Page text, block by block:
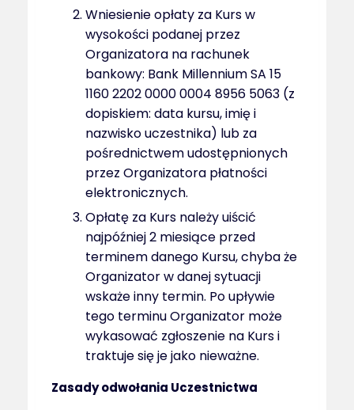
Wniesienie opłaty za Kurs w
wysokości podanej przez
Organizatora na rachunek
bankowy: Bank Millennium SA 15
1160 2202 0000 0004 8956 5063 (z
dopiskiem: data kursu, imię i
nazwisko uczestnika) lub za
pośrednictwem udostępnionych
przez Organizatora płatności
elektronicznych.
Opłatę za Kurs należy uiścić
najpóźniej 2 miesiące przed
terminem danego Kursu, chyba że
Organizator w danej sytuacji
wskaże inny termin. Po upływie
tego terminu Organizator może
wykasować zgłoszenie na Kurs i
traktuje się je jako nieważne.
Zasady odwołania Uczestnictwa